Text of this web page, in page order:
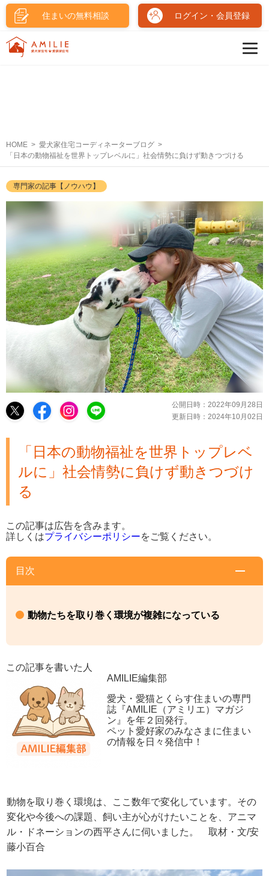
住まいの無料相談 ログイン・会員登録
HOME
愛犬家住宅コーディネーターブログ
「日本の動物福祉を世界トップレベルに」社会情勢に負けず動きつづける
専門家の記事【ノウハウ】
公開日時： 2022年09月28日
更新日時： 2024年10月02日
「日本の動物福祉を世界トップレベ
ルに」社会情勢に負けず動きつづけ
る
この記事は広告を含みます。
詳しくはプライバシーポリシーをご覧ください。
目次
動物たちを取り巻く環境が複雑になっている
この記事を書いた人
AMILIE編集部
愛犬・愛猫とくらす住まいの専門
誌『AMILIE（アミリエ）マガジ
ン』を年２回発行。
ペット愛好家のみなさまに住まい
の情報を日々発信中！
動物を取り巻く環境は、ここ数年で変化しています。その
変化や今後への課題、飼い主が心がけたいことを、アニマ
ル・ドネーションの西平さんに伺いました。 取材・文/安
藤小百合